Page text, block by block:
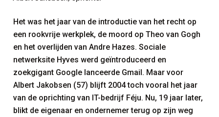
Het was het jaar van de introductie van het recht op
een rookvrije werkplek, de moord op Theo van Gogh
en het overlijden van Andre Hazes. Sociale
netwerksite Hyves werd geïntroduceerd en
zoekgigant Google lanceerde Gmail. Maar voor
Albert Jakobsen (57) blijft 2004 toch vooral het jaar
van de oprichting van IT-bedrijf Féju. Nu, 19 jaar later,
blikt de eigenaar en ondernemer terug op zijn weg